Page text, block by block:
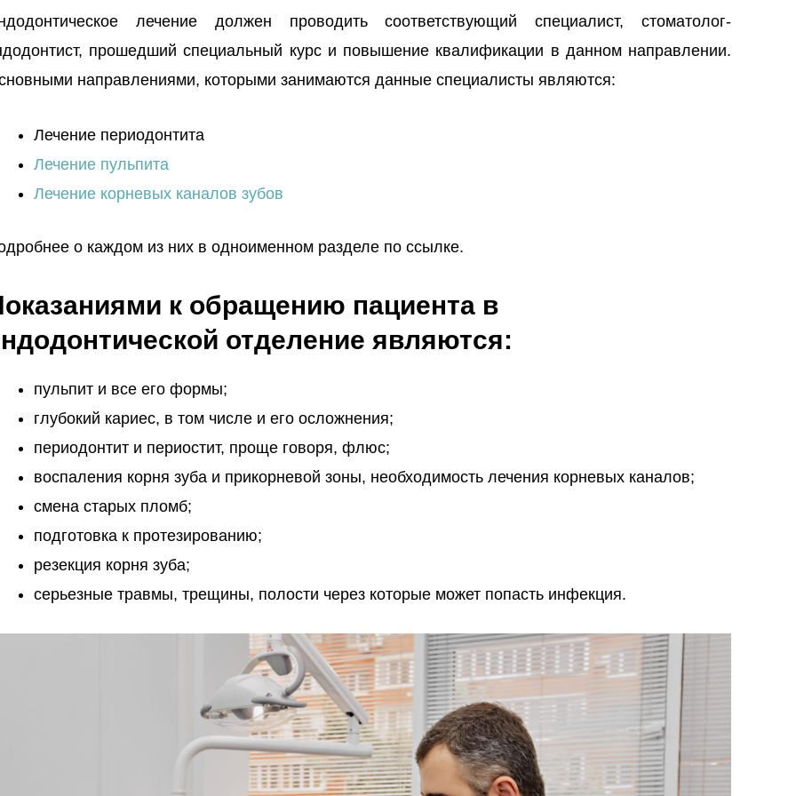
лечение должен проводить соответствующий специалист, стоматолог-
прошедший специальный курс и повышение квалификации в данном направлении.
направлениями, которыми занимаются данные специалисты являются:
Лечение периодонтита
Лечение пульпита
Лечение корневых каналов зубов
о каждом из них в одноименном разделе по ссылке.
к обращению пациента в
отделение являются:
пульпит и все его формы;
глубокий кариес, в том числе и его осложнения;
периодонтит и периостит, проще говоря, флюс;
воспаления корня зуба и прикорневой зоны, необходимость лечения корневых каналов;
смена старых пломб;
подготовка к протезированию;
резекция корня зуба;
серьезные травмы, трещины, полости через которые может попасть инфекция.